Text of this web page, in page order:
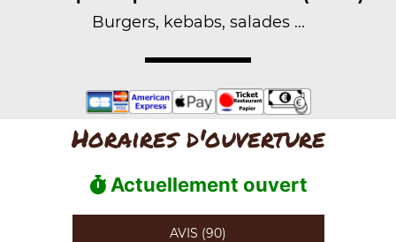
Burgers, kebabs, salades ...
Horaires d'ouverture
Actuellement ouvert
AVIS (90)